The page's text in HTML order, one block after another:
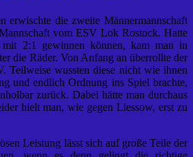
erwischte die zweite Männermannschaft
vom ESV Lok Rostock. Hatte
2:1 gewinnen können, kam man in
die Räder. Von Anfang an überrollte der
Teilweise wussten diese nicht wie ihnen
und endlich Ordnung ins Spiel brachte,
zurück. Dabei hätte man durchaus
hielt man, wie gegen Liessow, erst zu
Leistung lässt sich auf große Teile der